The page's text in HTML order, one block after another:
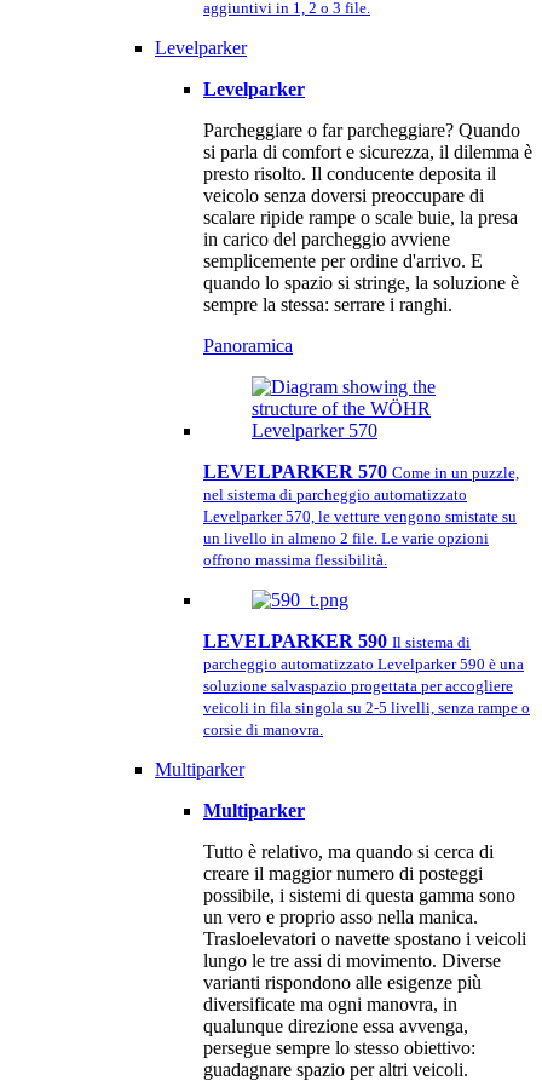
aggiuntivi in 1, 2 o 3 file.
Levelparker
Levelparker
Parcheggiare o far parcheggiare? Quando
si parla di comfort e sicurezza, il dilemma è
presto risolto. Il conducente deposita il
veicolo senza doversi preoccupare di
scalare ripide rampe o scale buie, la presa
in carico del parcheggio avviene
semplicemente per ordine d'arrivo. E
quando lo spazio si stringe, la soluzione è
sempre la stessa: serrare i ranghi.
Panoramica
LEVELPARKER 570 Come in un puzzle,
nel sistema di parcheggio automatizzato
Levelparker 570, le vetture vengono smistate su
un livello in almeno 2 file. Le varie opzioni
offrono massima flessibilità.
LEVELPARKER 590 Il sistema di
parcheggio automatizzato Levelparker 590 è una
soluzione salvaspazio progettata per accogliere
veicoli in fila singola su 2-5 livelli, senza rampe o
corsie di manovra.
Multiparker
Multiparker
Tutto è relativo, ma quando si cerca di
creare il maggior numero di posteggi
possibile, i sistemi di questa gamma sono
un vero e proprio asso nella manica.
Trasloelevatori o navette spostano i veicoli
lungo le tre assi di movimento. Diverse
varianti rispondono alle esigenze più
diversificate ma ogni manovra, in
qualunque direzione essa avvenga,
persegue sempre lo stesso obiettivo:
guadagnare spazio per altri veicoli.